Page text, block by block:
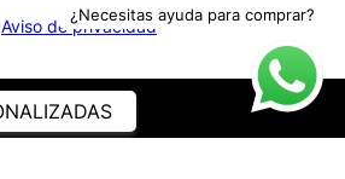
¿Necesitas ayuda para comprar?
Aviso de privacidad